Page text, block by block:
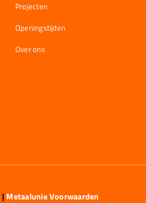
Projecten
Openingstijden
Over ons
| Metaalunie Voorwaarden